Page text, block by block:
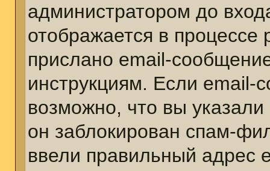
администратором до
отображается в
прислано email-
инструкциям. Если email-
возможно, что вы
он заблокирован спам-
ввели правильный адрес